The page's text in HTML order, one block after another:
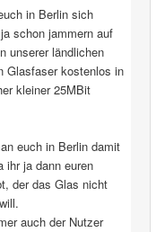
in Berlin sich
schon jammern auf
unserer ländlichen
Glasfaser kostenlos in
kleiner 25MBit
euch in Berlin damit
ihr ja dann euren
der das Glas nicht
auch der Nutzer